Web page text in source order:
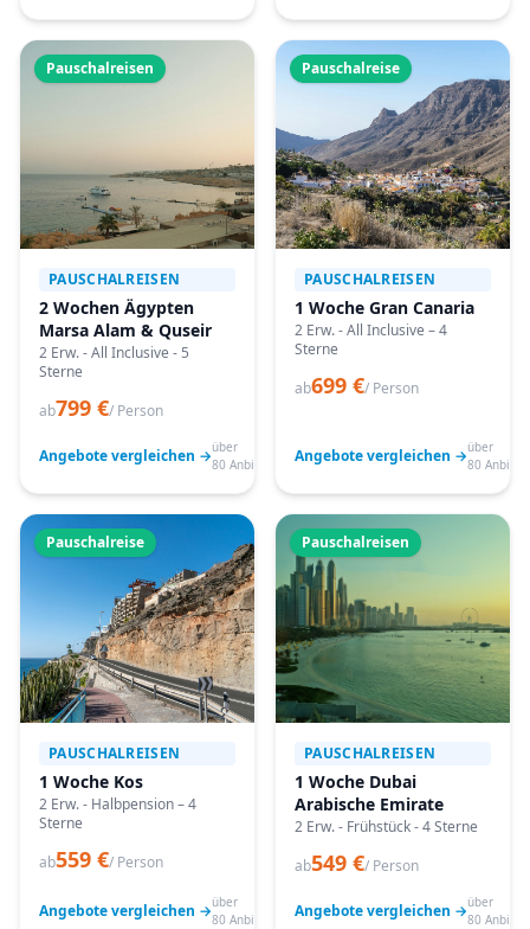
Pauschalreisen
PAUSCHALREISEN
2 Wochen Ägypten
Marsa Alam & Quseir
2 Erw. - All Inclusive - 5
Sterne
ab799 €/ Person
Angebote vergleichen →über
80 Anbieter
Pauschalreise
PAUSCHALREISEN
1 Woche Gran Canaria
2 Erw. - All Inclusive – 4
Sterne
ab699 €/ Person
Angebote vergleichen →über
80
Pauschalreise
PAUSCHALREISEN
1 Woche Kos
2 Erw. - Halbpension – 4
Sterne
ab559 €/ Person
Angebote vergleichen →über
80 Anbieter
Pauschalreisen
PAUSCHALREISEN
1 Woche Dubai
Arabische Emirate
2 Erw. - Frühstück - 4 Sterne
ab549 €/ Person
Angebote vergleichen →über
80